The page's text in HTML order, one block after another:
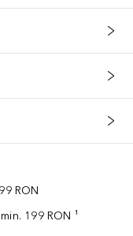
RON
199 RON ¹